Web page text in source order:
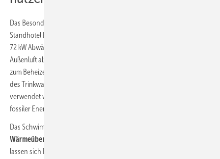
Das Besondere bei der Nutzung der VRV IV + Heat Recovery im
Standhotel Duhnen ist, dass die bei der Kühlung anfallenden etwa
72 kW Abwärme (Volllastbetrieb) nicht wie bisher einfach an die
Außenluft abgegeben, sondern
zum Beheizen des hauseigenen Schwimmbads und zum Vorwärmen
des Trinkwarmwassers im gesamten Hotelbereich des Stammhauses
verwendet werden. Beide Anlagen wurden zuvor konventionell mit
fossiler Energie betrieben.
Das Schwimmbadwasser wird jetzt
Wärmeübertrager geführt
lassen sich Einsparungen von mehr als 17 % im Vergleich zu einer